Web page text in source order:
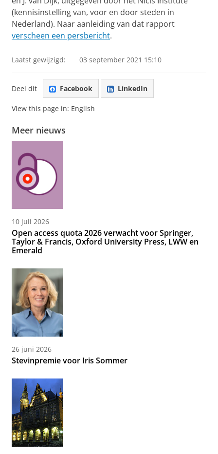
(kennisinstelling van, voor en door steden in
Nederland). Naar aanleiding van dat rapport
verscheen een persbericht.
Laatst gewijzigd: 03 september 2021 15:10
Deel dit Facebook LinkedIn
View this page in: English
Meer nieuws
10 juli 2026
Open access quota 2026 verwacht voor Springer,
Taylor & Francis, Oxford University Press, LWW en
Emerald
26 juni 2026
Stevinpremie voor Iris Sommer